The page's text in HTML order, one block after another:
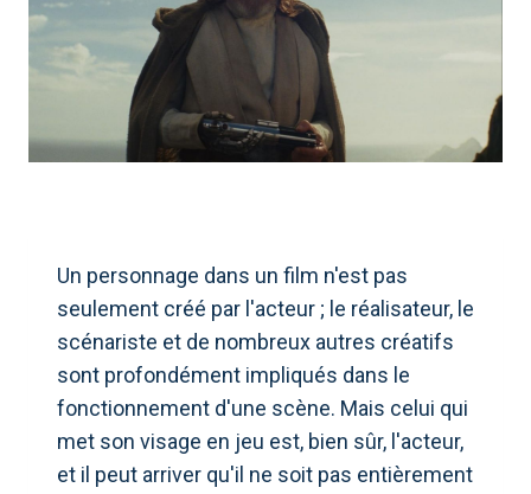
Un personnage dans un film n'est pas
seulement créé par l'acteur ; le réalisateur, le
scénariste et de nombreux autres créatifs
sont profondément impliqués dans le
fonctionnement d'une scène. Mais celui qui
met son visage en jeu est, bien sûr, l'acteur,
et il peut arriver qu'il ne soit pas entièrement